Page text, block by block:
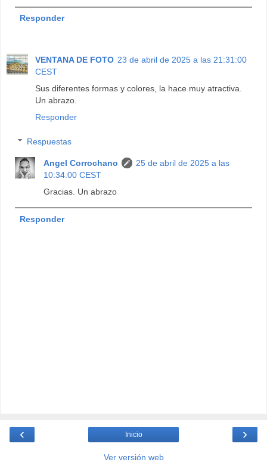
Responder
VENTANA DE FOTO 23 de abril de 2025 a las 21:31:00
CEST
Sus diferentes formas y colores, la hace muy atractiva.
Un abrazo.
Responder
Respuestas
Angel Corrochano
25 de abril de 2025 a las
10:34:00 CEST
Gracias. Un abrazo
Responder
‹ ›
Inicio
Ver versión web